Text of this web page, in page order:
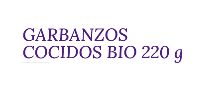
GARBANZOS
COCIDOS BIO 220 g